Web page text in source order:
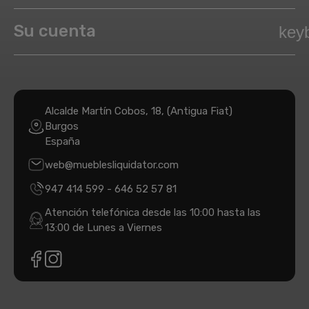
Su cuenta
Alcalde Martín Cobos, 18, (Antigua Fiat)
Burgos
España
web@mueblesliquidator.com
947 414 599 - 646 52 57 81
Atención telefónica desde las 10:00 hasta las
13:00 de Lunes a Viernes